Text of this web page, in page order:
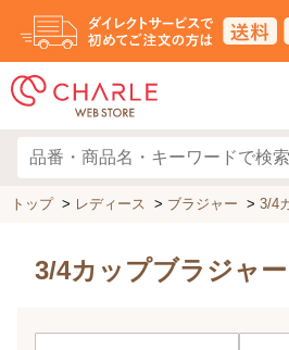
トップ> レディース > ブラジャー > 3/4
3/4カップブラジャー